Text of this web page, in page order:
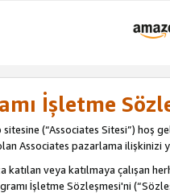
İşletme
(“Associates Sitesi”) hoş
Associates pazarlama ilişkinizi
katılan veya katılmaya çalışan
İşletme Sözleşmesi'ni